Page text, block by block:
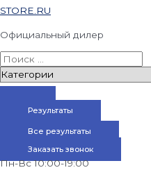
STORE.RU
Официальный дилер
Результаты
Все результаты
Заказать звонок
Пн-Вс 10:00-19:00